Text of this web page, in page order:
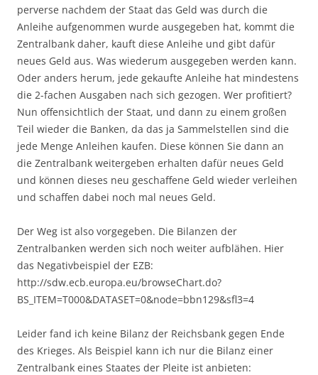
perverse nachdem der Staat das Geld was durch die
Anleihe aufgenommen wurde ausgegeben hat, kommt die
Zentralbank daher, kauft diese Anleihe und gibt dafür
neues Geld aus. Was wiederum ausgegeben werden kann.
Oder anders herum, jede gekaufte Anleihe hat mindestens
die 2-fachen Ausgaben nach sich gezogen. Wer profitiert?
Nun offensichtlich der Staat, und dann zu einem großen
Teil wieder die Banken, da das ja Sammelstellen sind die
jede Menge Anleihen kaufen. Diese können Sie dann an
die Zentralbank weitergeben erhalten dafür neues Geld
und können dieses neu geschaffene Geld wieder verleihen
und schaffen dabei noch mal neues Geld.
Der Weg ist also vorgegeben. Die Bilanzen der
Zentralbanken werden sich noch weiter aufblähen. Hier
das Negativbeispiel der EZB:
http://sdw.ecb.europa.eu/browseChart.do?
BS_ITEM=T000&DATASET=0&node=bbn129&sfl3=4
Leider fand ich keine Bilanz der Reichsbank gegen Ende
des Krieges. Als Beispiel kann ich nur die Bilanz einer
Zentralbank eines Staates der Pleite ist anbieten: